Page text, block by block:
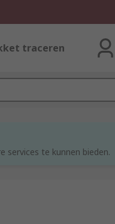
traceren
services te kunnen bieden.